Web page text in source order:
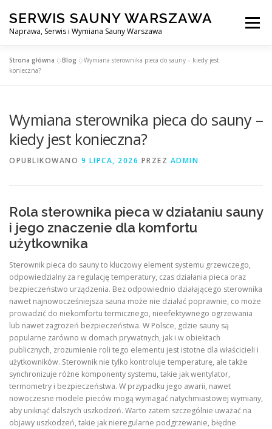
treści
SERWIS SAUNY WARSZAWA
Naprawa, Serwis i Wymiana Sauny Warszawa
Menu
SERWIS DO SAUNY WARSZAWA
Strona główna »Blog »Wymiana sterownika pieca do sauny – kiedy jest
konieczna?
Wymiana sterownika pieca do sauny –
kiedy jest konieczna?
OPUBLIKOWANO 9 LIPCA, 2026 PRZEZ ADMIN
Rola sterownika pieca w działaniu sauny
i jego znaczenie dla komfortu
użytkownika
Sterownik pieca do sauny to kluczowy element systemu grzewczego,
odpowiedzialny za regulację temperatury, czas działania pieca oraz
bezpieczeństwo urządzenia. Bez odpowiednio działającego sterownika
nawet najnowocześniejsza sauna może nie działać poprawnie, co może
prowadzić do niekomfortu termicznego, nieefektywnego ogrzewania
lub nawet zagrożeń bezpieczeństwa. W Polsce, gdzie sauny są
popularne zarówno w domach prywatnych, jak i w obiektach
publicznych, zrozumienie roli tego elementu jest istotne dla właścicieli i
użytkowników. Sterownik nie tylko kontroluje temperaturę, ale także
synchronizuje różne komponenty systemu, takie jak wentylator,
termometry i bezpieczeństwa. W przypadku jego awarii, nawet
nowoczesne modele pieców mogą wymagać natychmiastowej wymiany,
aby uniknąć dalszych uszkodzeń. Warto zatem szczególnie uważać na
objawy uszkodzeń, takie jak nieregularne podgrzewanie, błędne